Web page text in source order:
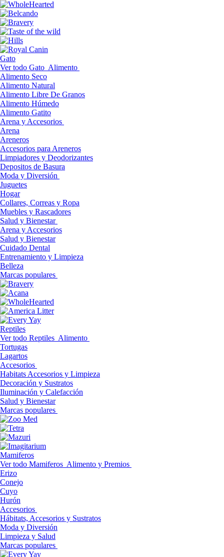
Gato
Ver todo Gato Alimento
Alimento Seco
Alimento Natural
Alimento Libre De Granos
Alimento Húmedo
Alimento Gatito
Arena y Accesorios
Arena
Areneros
Accesorios para Areneros
Limpiadores y Deodorizantes
Depositos de Basura
Moda y Diversión
Juguetes
Hogar
Collares, Correas y Ropa
Muebles y Rascadores
Salud y Bienestar
Arena y Accesorios
Salud y Bienestar
Cuidado Dental
Entrenamiento y Limpieza
Belleza
Marcas populares
Reptiles
Ver todo Reptiles Alimento
Tortugas
Lagartos
Accesorios
Habitats Accesorios y Limpieza
Decoración y Sustratos
Iluminación y Calefacción
Salud y Bienestar
Marcas populares
Mamiferos
Ver todo Mamiferos Alimento y Premios
Erizo
Conejo
Cuyo
Hurón
Accesorios
Hábitats, Accesorios y Sustratos
Moda y Diversión
Limpieza y Salud
Marcas populares